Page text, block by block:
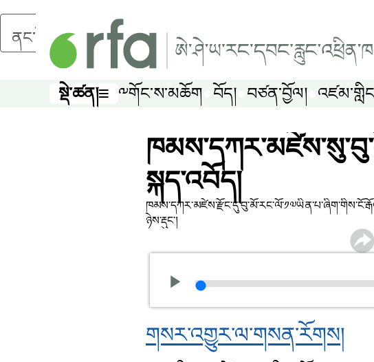
ནང་དོན་གཙོ་བོར་མཆོང་།
སྡེ་ཚན།
སྡེ་ཚན། ༸གོང་ས་མཆོག བོད། བཙན་བྱོལ།
སྐད་འབོད།
ཉེས་རྡུང་།
གསར་འགྱུར་ལ་གསན་རོགས།